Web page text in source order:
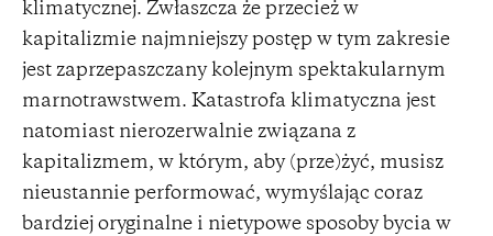
klimatycznej. Zwłaszcza że przecież w
kapitalizmie najmniejszy postęp w tym zakresie
jest zaprzepaszczany kolejnym spektakularnym
marnotrawstwem. Katastrofa klimatyczna jest
natomiast nierozerwalnie związana z
kapitalizmem, w którym, aby (prze)żyć, musisz
nieustannie performować, wymyślając coraz
bardziej oryginalne i nietypowe sposoby bycia w